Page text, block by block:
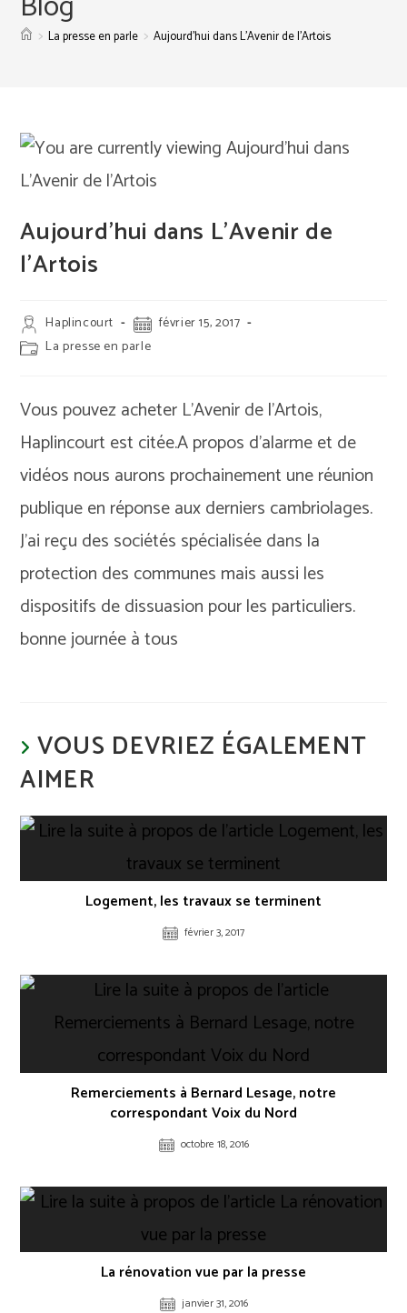
> La presse en parle > Aujourd’hui dans L’Avenir de l’Artois
Aujourd’hui dans L’Avenir de
l’Artois
Auteur/autrice
de
la
Haplincourt
Publication
publiée :
février 15, 2017
Post La presse en parle
Vous pouvez acheter L’Avenir de l’Artois,
Haplincourt est citée.A propos d’alarme et de
vidéos nous aurons prochainement une réunion
publique en réponse aux derniers cambriolages.
J’ai reçu des sociétés spécialisée dans la
protection des communes mais aussi les
dispositifs de dissuasion pour les particuliers.
bonne journée à tous
VOUS DEVRIEZ ÉGALEMENT
AIMER
Logement, les travaux se terminent
février 3, 2017
Remerciements à Bernard Lesage, notre
correspondant Voix du Nord
octobre 18, 2016
La rénovation vue par la presse
janvier 31, 2016